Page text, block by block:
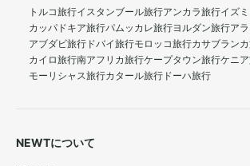
トルコ旅行イスタンブール旅行アンカラ旅行イズ
カッパドキア旅行パムッカレ旅行ヨルダン旅行ア
アブダビ旅行 ドバイ旅行モロッコ旅行カサブラン
カイロ旅行南アフリカ旅行ケープタウン旅行ケニ
モーリシャス旅行カタール旅行 ドーハ旅行
NEWTについて